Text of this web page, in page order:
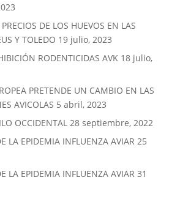
DE LOS HUEVOS EN LAS
Y TOLEDO 19 julio, 2023
RODENTICIDAS AVK 18 julio,
PRETENDE UN CAMBIO EN LAS
AVICOLAS 5 abril, 2023
OCCIDENTAL 28 septiembre, 2022
LA EPIDEMIA INFLUENZA AVIAR 25
LA EPIDEMIA INFLUENZA AVIAR 31